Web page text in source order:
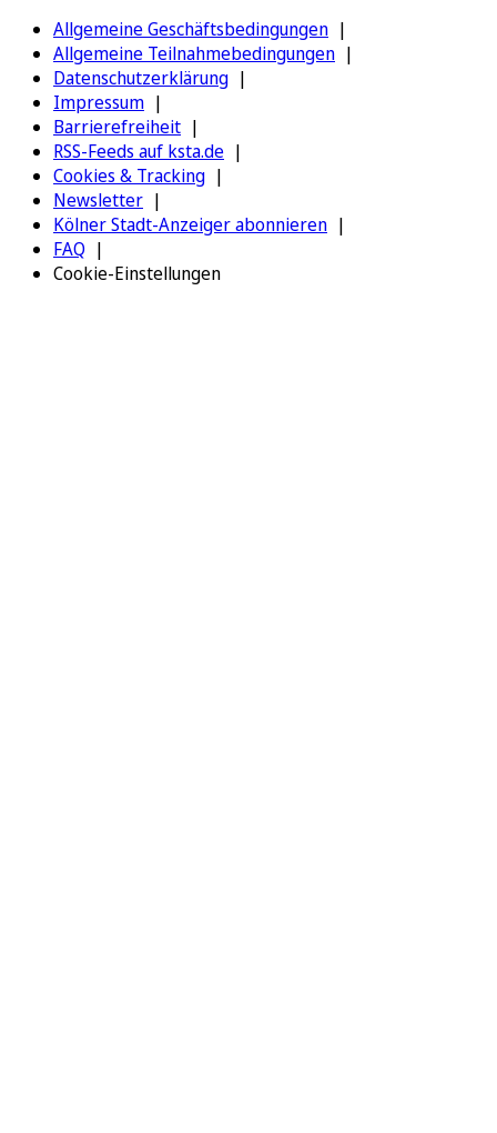
Allgemeine Geschäftsbedingungen
Allgemeine Teilnahmebedingungen
Datenschutzerklärung
Impressum
Barrierefreiheit
RSS-Feeds auf ksta.de
Cookies & Tracking
Newsletter
Kölner Stadt-Anzeiger abonnieren
FAQ
Cookie-Einstellungen